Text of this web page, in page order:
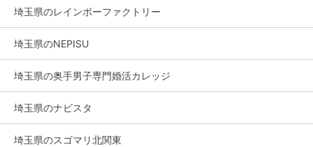
埼玉県のレインボーファクトリー
埼玉県のNEPISU
埼玉県の奥手男子専門婚活カレッジ
埼玉県のナビスタ
埼玉県のスゴマリ北関東